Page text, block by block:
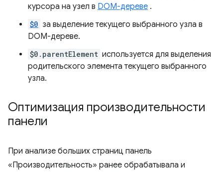
курсора на узел в DOM-дереве .
$0 за выделение текущего выбранного узла в
DOM-дереве.
$0.parentElement используется для выделения
родительского элемента текущего выбранного
узла.
Оптимизация производительности
панели
При анализе больших страниц панель
«Производительность» ранее обрабатывала и